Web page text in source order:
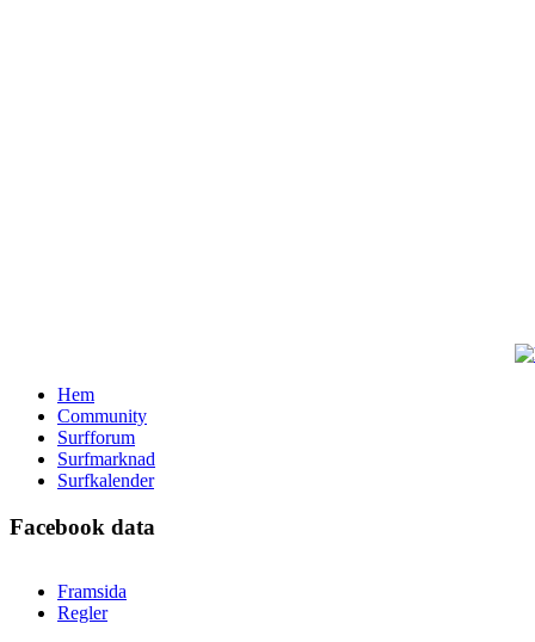
Hem
Community
Surfforum
Surfmarknad
Surfkalender
Facebook data
Framsida
Regler